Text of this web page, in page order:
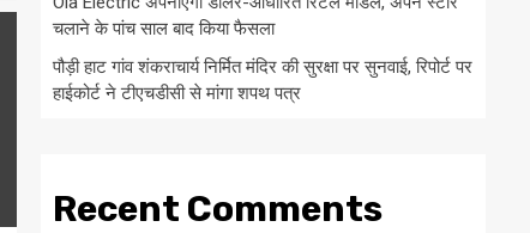
चलाने के पांच साल बाद किया फैसला
पौड़ी हाट गांव शंकराचार्य निर्मित मंदिर की सुरक्षा पर सुनवाई, रिपोर्ट पर
हाईकोर्ट ने टीएचडीसी से मांगा शपथ पत्र
Recent Comments